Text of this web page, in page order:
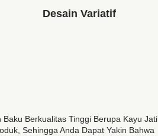
Desain Variatif
Berkualitas Tinggi Berupa Kayu Jati
Sehingga Anda Dapat Yakin Bahwa